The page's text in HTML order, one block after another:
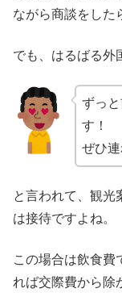
ながら商談をした
でも、はるばる外
ずっ
す！
ぜひ連
と言われて、観光
は接待ですよね。
この場合は飲食費
れば交際費から除